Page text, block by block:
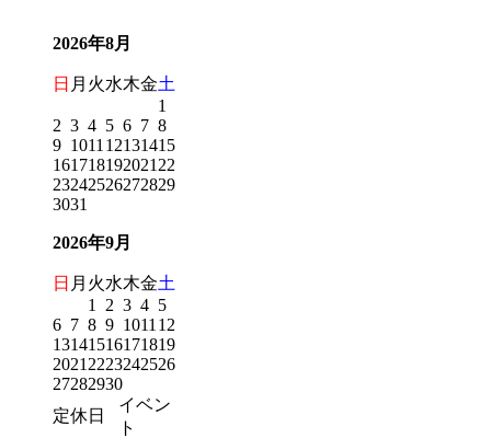
2026年8月
日 月 火水木金土
1
2 3 4 5 6 7 8
9 1011 12131415
161718192021 22
23242526272829
3031
2026年9月
日 月 火水木金土
1
2 3 4 5
6 7 8 9 1011 12
13141516171819
2021 2223242526
27282930
定休日
イベン
ト